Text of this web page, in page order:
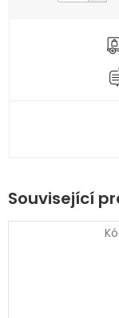
Související